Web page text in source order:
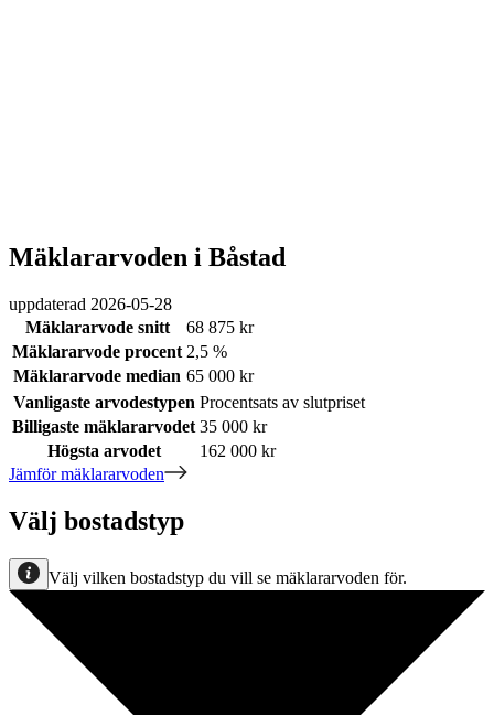
Mäklararvoden i Båstad
uppdaterad 2026-05-28
Mäklararvode snitt
68 875 kr
Mäklararvode procent 2,5 %
Mäklararvode median 65 000 kr
Vanligaste arvodestypen Procentsats av slutpriset
Billigaste mäklararvodet 35 000 kr
Högsta arvodet
162 000 kr
Jämför mäklararvoden
Välj bostadstyp
Välj vilken bostadstyp du vill se mäklararvoden för.